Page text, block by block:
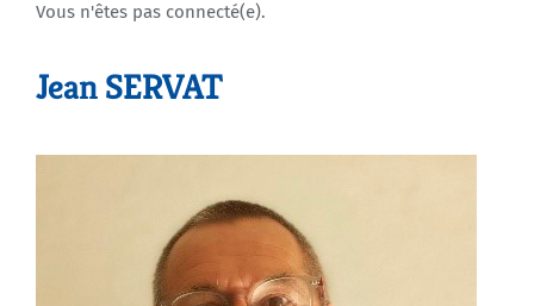
Agenda
Vous n'êtes pas connecté(e).
Jean SERVAT